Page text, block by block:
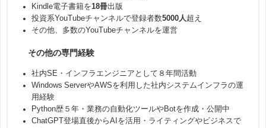
Kindle電子書籍を18冊出版
投資系YouTubeチャンネルで登録者数5000人 超え
その他、多数のYouTubeチャンネルを運営
その他の専門経験
社内SE・インフラエンジニアとして８年間活動
Windows ServerやAWSを利用した社内システムインフラの運
用経験
Python歴５年・業務の自動化ツールやBotを作成・公開中
ChatGPT登場直後からAIを活用・ライティングやビジネスで